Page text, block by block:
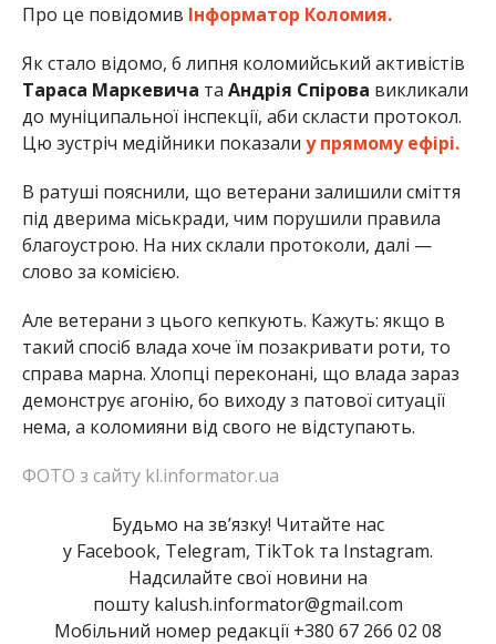
Про це повідомив Інформатор Коломия.
Як стало відомо, 6 липня коломийський активістів
Тараса Маркевича та Андрія Спірова викликали
до муніципальної інспекції, аби скласти протокол.
Цю зустріч медійники показали у прямому ефірі.
В ратуші пояснили, що ветерани залишили сміття
під дверима міськради, чим порушили правила
благоустрою. На них склали протоколи, далі —
слово за комісією.
Але ветерани з цього кепкують. Кажуть: якщо в
такий спосіб влада хоче їм позакривати роти, то
справа марна. Хлопці переконані, що влада зараз
демонструє агонію, бо виходу з патової ситуації
нема, а коломияни від свого не відступають.
ФОТО з сайту kl.informator.ua
Будьмо на зв’язку! Читайте нас
у Facebook, Telegram, TikTok та Instagram.
Надсилайте свої новини на
пошту kalush.informator@gmail.com
Мобільний номер редакції +380 67 266 02 08